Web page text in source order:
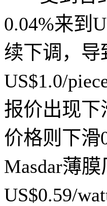
0.04%来到
续下调，导
US$1.0/
报价出现下
价格则下滑
Masdar薄
US$0.59/